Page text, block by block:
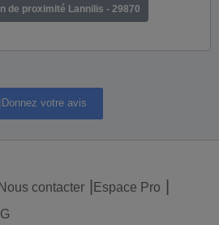
de proximité Lannilis - 29870
Donnez votre avis
Nous contacter
Espace Pro